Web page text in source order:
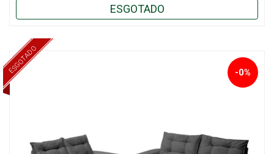
ESGOTADO
ESGOTADO -0%